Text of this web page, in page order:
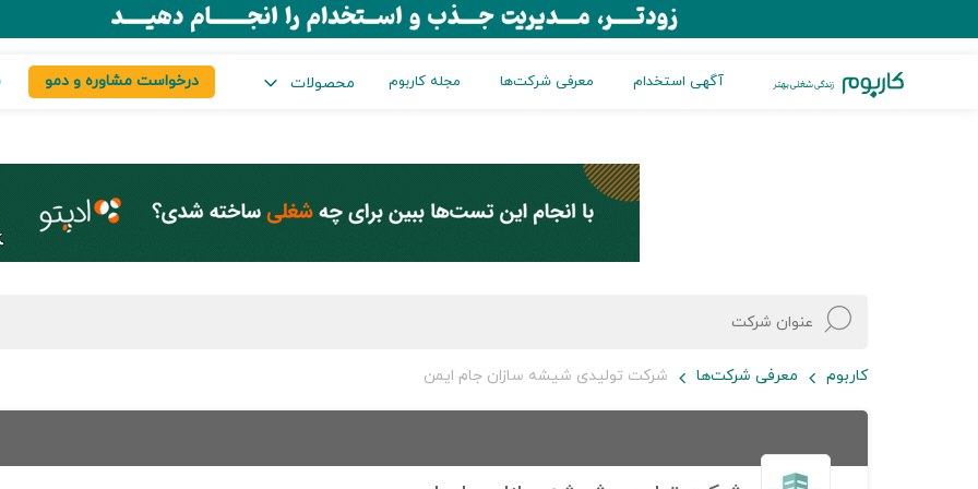
آگهی استخدام معرفی شرکت‌ها مجله کاربوم محصولات درخواست مشاوره و دمو
کاربوم معرفی شرکت‌ها شرکت تولیدی شیشه سازان جام ایمن